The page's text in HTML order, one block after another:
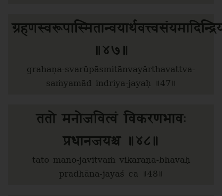
॥४७॥
grahaṇa-svarūpāsmitānvayārthavattva-
saṁyamād indriya-jayaḥ ॥47॥
ततो मनोजवित्वं विकरणभावः
प्रधानजयश्च ॥४८॥
tato mano-javitvaṁ vikaraṇa-bhāvaḥ
pradhāna-jayaś ca ॥48॥